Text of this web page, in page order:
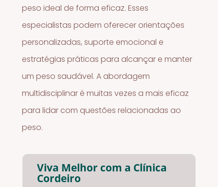
peso ideal de forma eficaz. Esses
especialistas podem oferecer orientações
personalizadas, suporte emocional e
estratégias práticas para alcançar e manter
um peso saudável. A abordagem
multidisciplinar é muitas vezes a mais eficaz
para lidar com questões relacionadas ao
peso.
Viva Melhor com a Clínica
Cordeiro